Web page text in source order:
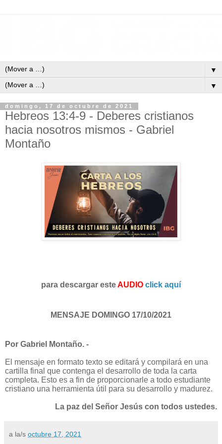
▼
▼
domingo, 17 de octubre de 2021
Hebreos 13:4-9 - Deberes cristianos
hacia nosotros mismos - Gabriel
Montaño
para descargar esteAUDIO click aquí
MENSAJE DOMINGO 17/10/2021
Por Gabriel Montaño. -
El mensaje en formato texto se editará y compilará en una
cartilla final que contenga el desarrollo de toda la carta
completa. Esto es a fin de proporcionarle a todo estudiante
cristiano una herramienta útil para su desarrollo y madurez.
La paz del Señor Jesús con todos ustedes.
a la/s octubre 17, 2021